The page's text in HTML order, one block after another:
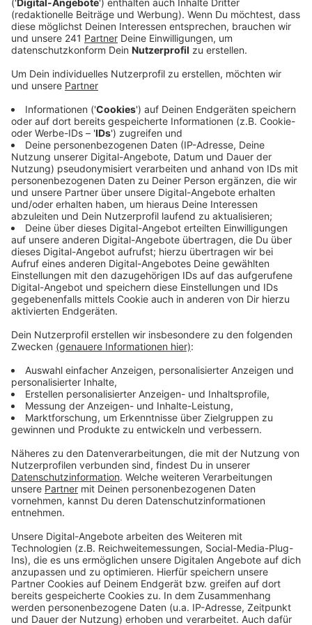
aber auch für dieses Jahr sehr skeptisch, seitdem
er diese Pläne gehört hat.
Freitag, 27.10.2023 14:55
Listen habe man schon viele geschrieben und
Deutschland habe auf EU-Ebene nicht gerade viel zu
etwaigen Tauschgeschäften beizutragen.
Deutschland habe mit jahrelangem Preisdumping alle
Hersteller ins Ausland vergrault und danach das
Problem viel zu lange ausgesessen. Warum sollten uns
andere Länder Medikamente zur Verfügung stellen?
Das sind die Sorgen unseres Apothekensprechers.
Schon das ganze Jahr seien Lieferengpässe
bestimmter Medikamente Alltagsgeschäft. Die
wie es geht, heißt es. Das Fazit: Man werde auch
sei aber erneut ein Kraftakt für alle Beteiligten.
Im vergangenen Jahr waren die Apotheken zudem
teilweise auf den Kosten für ihre selbst hergestellten
Medikamente sitzengeblieben, weil die Krankenkassen
nicht mitgespielt haben, kritisiert der
Apothekensprecher. Das sei ein Schlag ins Gesicht
gewesen.
Anzeige
Anzeige